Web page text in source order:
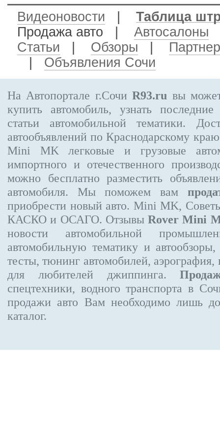
Видеоновости
Таблица
Продажа авто
Автосалоны
Статьи
Обзоры
Объявления Сочи
На Автопортале г.СочиR93.ru вы
купить автомобиль, узнать
статьи автомобильной тематики.
автообъявлений по Краснодарскому
Mini MK легковые и грузовые
импортного и отечественного
можно бесплатно разместить
автомобиля. Мы поможем вам
приобрести новый авто. Mini MK,
КАСКО и ОСАГО. Отзывы Rover Mini
новости автомобильной
автомобильную тематику и
тесты, тюнинг автомобилей,
для любителей джиппинга.
спецтехники, водного транспорта в
продажи авто Вам необходимо лишь
каталог.